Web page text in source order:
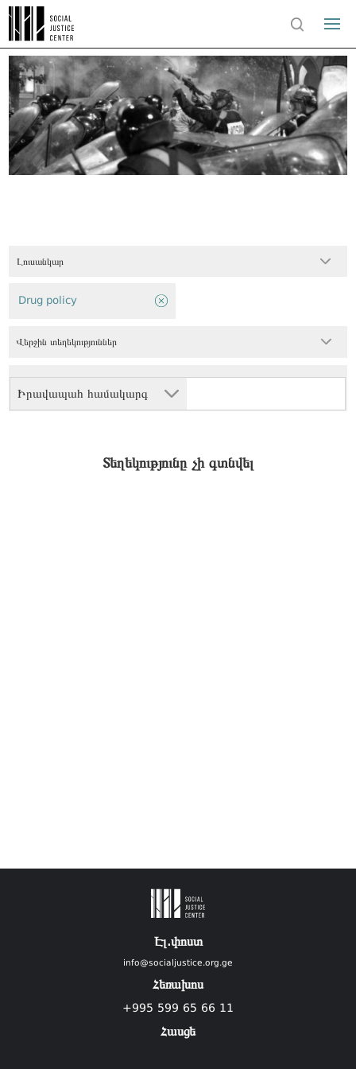
Լուսանկար
Իրավապահ համակարգ
Drug policy
Վերջին տեղեկություններ
Տեղեկությունը չի գտնվել
Էլ.փոստ
info@socialjustice.org.ge
Հեռախոս
+995 599 65 66 11
Հասցե